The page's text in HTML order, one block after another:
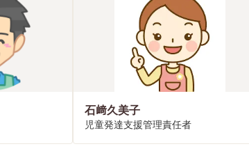
石﨑久美子
児童発達支援管理責任者